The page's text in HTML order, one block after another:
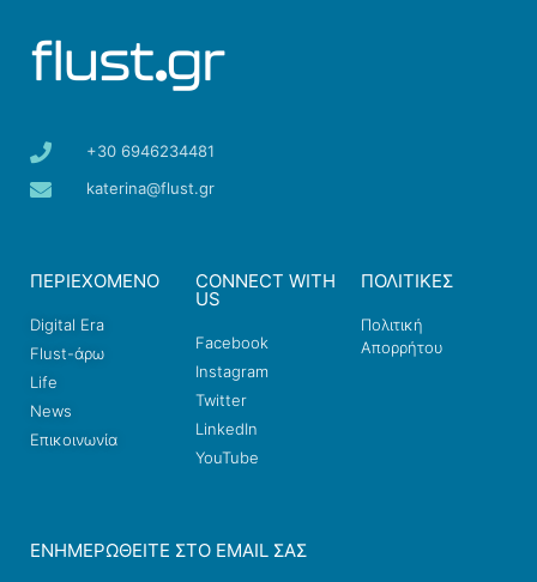
+30 6946234481
katerina@flust.gr
ΠΕΡΙΕΧΟΜΕΝΟ
Digital Era
Flust-άρω
Life
News
Επικοινωνία
CONNECT WITH
US
Facebook
Instagram
Twitter
LinkedIn
YouTube
ΠΟΛΙΤΙΚΕΣ
Πολιτική
Απορρήτου
ΕΝΗΜΕΡΩΘΕΊΤΕ ΣΤΟ EMAIL ΣΑΣ